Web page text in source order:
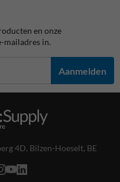
en onze
mailadres in.
Aanmelden
4D, Bilzen-Hoeselt, BE